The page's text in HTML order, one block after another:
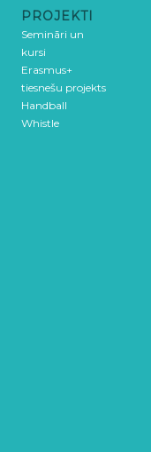
PROJEKTI
Semināri un
kursi
Erasmus+
tiesnešu projekts
Handball
Whistle